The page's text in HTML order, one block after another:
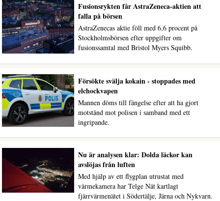
Fusionsrykten får AstraZeneca-aktien att
falla på börsen
AstraZenecas aktie föll med 6,6 procent på
Stockholmsbörsen efter uppgifter om
fusionssamtal med Bristol Myers Squibb.
Försökte svälja kokain - stoppades med
elchockvapen
Mannen döms till fängelse efter att ha gjort
motstånd mot polisen i samband med ett
ingripande.
Nu är analysen klar: Dolda läckor kan
avslöjas från luften
Med hjälp av ett flygplan utrustat med
värmekamera har Telge Nät kartlagt
fjärrvärmenätet i Södertälje, Järna och Nykvarn.